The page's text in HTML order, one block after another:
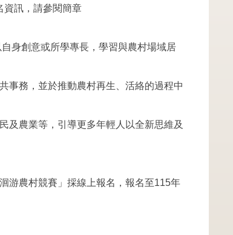
訊，請參閱簡章
身創意或所學專長，學習與農村場域居
務，並於推動農村再生、活絡的過程中
農業等，引導更多年輕人以全新思維及
游農村競賽」採線上報名，報名至115年